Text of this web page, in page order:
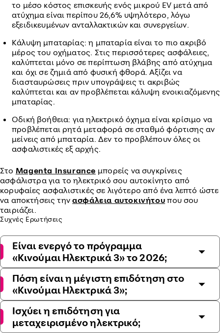
το μέσο κόστος επισκευής ενός μικρού EV μετά από
ατύχημα είναι περίπου 26,6% υψηλότερο, λόγω
εξειδικευμένων ανταλλακτικών και συνεργείων.
Κάλυψη μπαταρίας: η μπαταρία είναι το πιο ακριβό
μέρος του οχήματος. Στις περισσότερες ασφάλειες,
καλύπτεται μόνο σε περίπτωση βλάβης από ατύχημα
και όχι σε ζημιά από φυσική φθορά. Αξίζει να
διασταυρώσεις πριν υπογράψεις τι ακριβώς
καλύπτεται και αν προβλέπεται κάλυψη ενοικιαζόμενης
μπαταρίας.
Οδική βοήθεια: για ηλεκτρικό όχημα είναι κρίσιμο να
προβλέπεται ρητά μεταφορά σε σταθμό φόρτισης αν
μείνεις από μπαταρία. Δεν το προβλέπουν όλες οι
ασφαλιστικές εξ αρχής.
Στο Magenta Insurance μπορείς να συγκρίνεις
ασφάλιστρα για το ηλεκτρικό σου αυτοκίνητο από
κορυφαίες ασφαλιστικές σε λιγότερο από ένα λεπτό ώστε
να αποκτήσεις τηνασφάλεια αυτοκινήτου που σου
ταιριάζει.
Συχνές Ερωτήσεις
Είναι ενεργό το πρόγραμμα
«Κινούμαι Ηλεκτρικά 3» το 2026;
Πόση είναι η μέγιστη επιδότηση στο
«Κινούμαι Ηλεκτρικά 3»;
Ισχύει η επιδότηση για
μεταχειρισμένο ηλεκτρικό;